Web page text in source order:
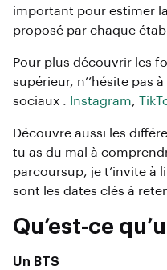
important pour estimer
proposé par chaque
Pour plus découvrir les
supérieur, n’’hésite pas
sociaux :
Instagram,
Découvre aussi les
tu as du mal à
parcoursup, je t’invite à
sont les dates clés à
Qu’est-ce
Un BTS